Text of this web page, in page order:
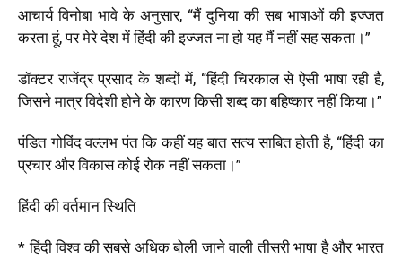
आचार्य विनोबा भावे के अनुसार, “मैं दुनिया की सब भाषाओं की इज्जत
करता हूं,पर मेरे देश में हिंदी की इज्जत ना हो यह मैं नहीं सह सकता।”
डॉक्टर राजेंद्र प्रसाद के शब्दों में, “हिंदी चिरकाल से ऐसी भाषा रही है,
जिसने मात्र विदेशी होने के कारण किसी शब्द का बहिष्कार नहीं किया।”
पंडित गोविंद वल्लभ पंत कि कहीं यह बात सत्य साबित होती है, “हिंदी का
प्रचार और विकास कोई रोक नहीं सकता।”
हिंदी की वर्तमान स्थिति
*हिंदी विश्व की सबसे अधिक बोली जाने वाली तीसरी भाषा है और भारत